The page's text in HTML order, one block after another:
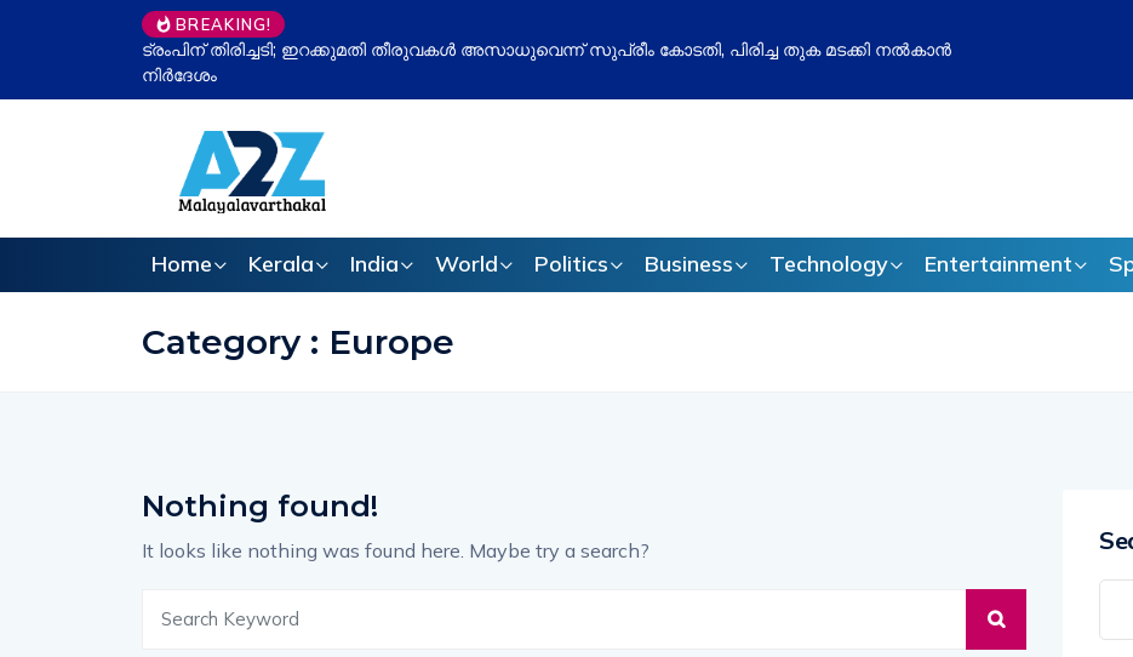
BREAKING!
പിരിച്ച തുക മടക്കി നൽകാൻ
ഉപതിരഞ്ഞെടുപ്പ് തോൽവി മനപ്പൂർവമോ? ബിജെപിക്കെതിരെ അഖിലേഷ് യാദവിന്റെ പുതിയ
Home Kerala India World Politics Business Technology Entertainment
Category : Europe
Nothing found!
It looks like nothing was found here. Maybe try a search?